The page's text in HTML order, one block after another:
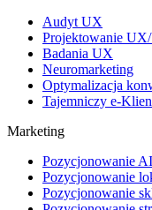
Audyt UX
Projektowanie
Badania UX
Neuromarketing
Optymalizacja
Tajemniczy e-
Marketing
Pozycjonowanie AI
Pozycjonowanie
Pozycjonowanie